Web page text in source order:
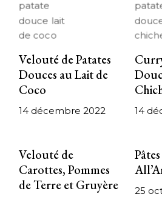
Velouté de Patates
Douces au Lait de
Coco
14 décembre 2022 14
Velouté de
Carottes, Pommes
de Terre et Gruyère
Pâtes
25